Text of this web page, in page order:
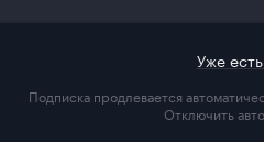
Уже
Подписка продлевается
Отключить